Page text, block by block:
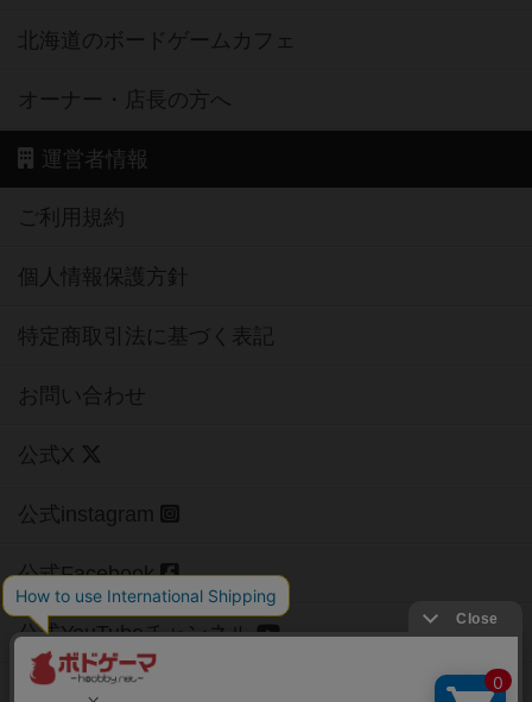
北海道のボードゲームカフェ
オーナー・店長の方へ
運営者情報
ご利用規約
個人情報保護方針
特定商取引法に基づく表記
お問い合わせ
公式X
公式instagram
公式Facebook
公式YouTubeチャンネル